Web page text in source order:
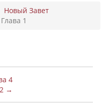
Новый Завет
Глава 1
4
→